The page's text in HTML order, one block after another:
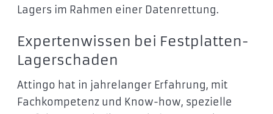
Lagers im Rahmen einer Datenrettung.
Expertenwissen bei Festplatten-
Lagerschaden
Attingo hat in jahrelanger Erfahrung, mit
Fachkompetenz und Know-how, spezielle